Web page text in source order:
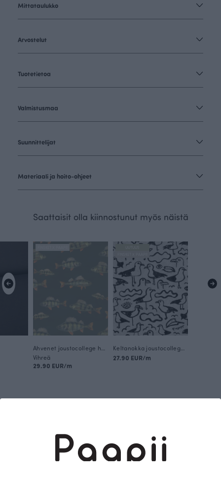
Mittataulukko
Arvostelut
Tuotetietoa
Valmistusmaa
Suunnittelijat
Materiaali ja hoito-ohjeet
Saattaisit olla kiinnostunut myös näistä
Vihreä
29.90 EUR/m
27.90 EUR/m